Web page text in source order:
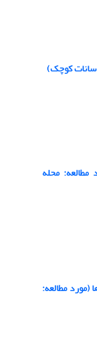
کوچک)
محله
مطالعه: